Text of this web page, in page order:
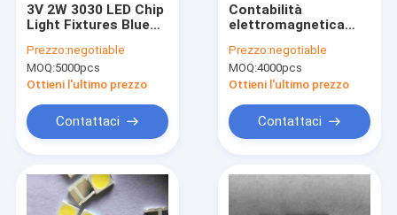
Prodotti
3V 2W 3030 LED Chip
Light Fixtures Blue
Prezzo:negotiable
MOQ:5000pcs
Ottieni l'ultimo prezzo
Contattaci
Contabilità
elettromagnetica
- chip 5700k di 180lm
300ma per
l'ILLUMINAZIONE
Prezzo:negotiable
MOQ:4000pcs
Ottieni l'ultimo prezzo
Contattaci